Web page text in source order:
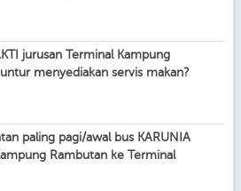
jurusan Terminal Kampung
menyediakan servis makan?
paling pagi/awal bus KARUNIA
Rambutan ke Terminal